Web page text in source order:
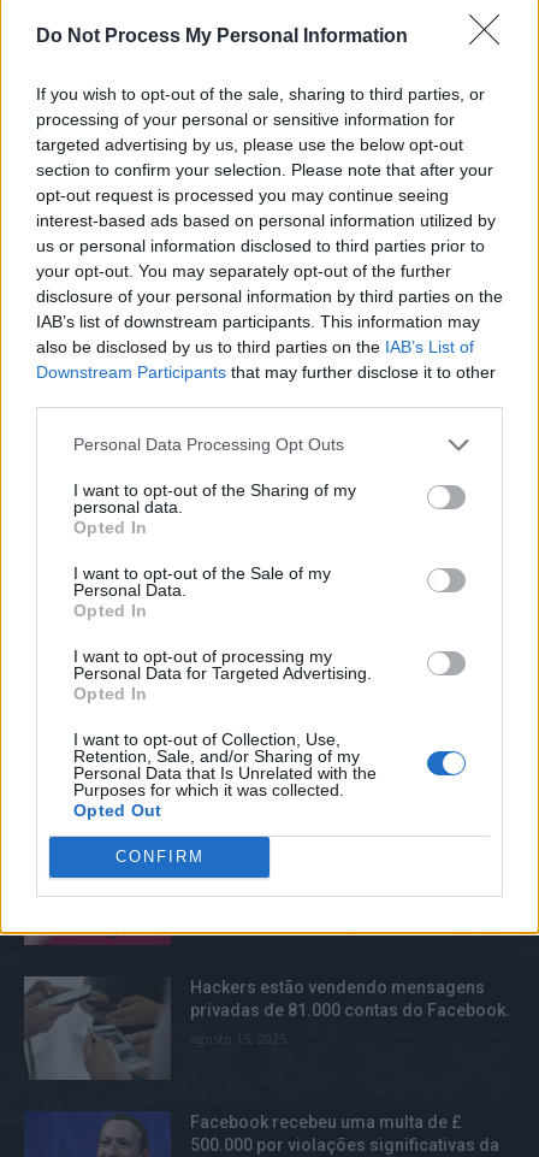
Do Not Process My Personal Information
If you wish to opt-out of the sale, sharing to third parties, or
processing of your personal or sensitive information for
targeted advertising by us, please use the below opt-out
section to confirm your selection. Please note that after your
opt-out request is processed you may continue seeing
interest-based ads based on personal information utilized by
us or personal information disclosed to third parties prior to
your opt-out. You may separately opt-out of the further
disclosure of your personal information by third parties on the
IAB’s list of downstream participants. This information may
also be disclosed by us to third parties on the IAB’s List of
Downstream Participants that may further disclose it to other
Personal Data Processing Opt Outs
I want to opt-out of the Sharing of my
personal data.
Opted In
I want to opt-out of the Sale of my
Personal Data.
Opted In
I want to opt-out of processing my
Personal Data for Targeted Advertising.
Opted In
I want to opt-out of Collection, Use,
Retention, Sale, and/or Sharing of my
Personal Data that Is Unrelated with the
Purposes for which it was collected.
Opted Out
CONFIRM
para aqueles que não são assinantes do
serviço Prime.
Facebook reconhece que não tomou
disseminação de conteúdo violento em
Myanmar.
setembro 15, 2025
MELHORES DO DIA
A empresa Apple já não possui um valor
Os organizadores do Google Walkout
setembro 13, 2025
há muito mais no evento de lançamento.
TOP TRENDS
O Amazon Kindle Paperwhite é a opção
mais vantajosa em termos de e-readers.
Hackers estão vendendo mensagens
privadas de 81.000 contas do Facebook.
agosto 15, 2025
Facebook recebeu uma multa de £
500.000 por violações significativas da